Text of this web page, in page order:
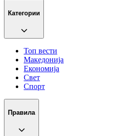
Категории
Топ вести
Македонија
Економија
Свет
Спорт
Правила